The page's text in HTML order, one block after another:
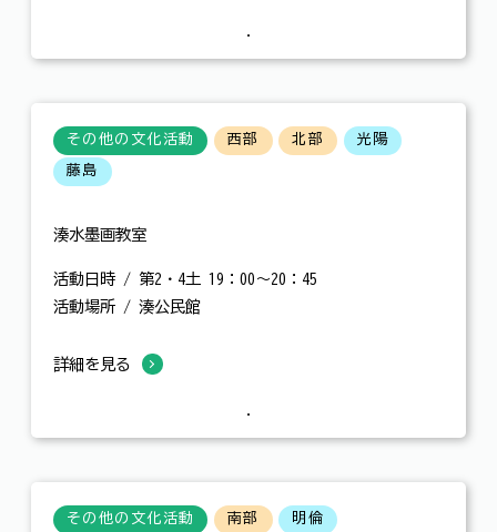
その他の文化活動 西部 北部 光陽
藤島
湊水墨画教室
活動日時 / 第2・4土 19：00～20：45
活動場所 / 湊公民館
詳細を見る
その他の文化活動 南部 明倫